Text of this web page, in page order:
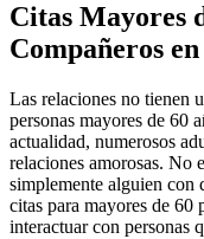
Citas Mayores
Compañeros
Las relaciones no tienen
personas mayores de 60
actualidad, numerosos
relaciones amorosas. No
simplemente alguien con
citas para mayores de 60
interactuar con personas